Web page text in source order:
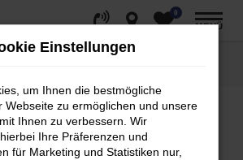
0
MENÜ
Error
Einstellungen
um Ihnen die bestmögliche
Webseite zu ermöglichen und unsere
Ihnen zu verbessern. Wir
Ihre Präferenzen und
für Marketing und Statistiken nur,